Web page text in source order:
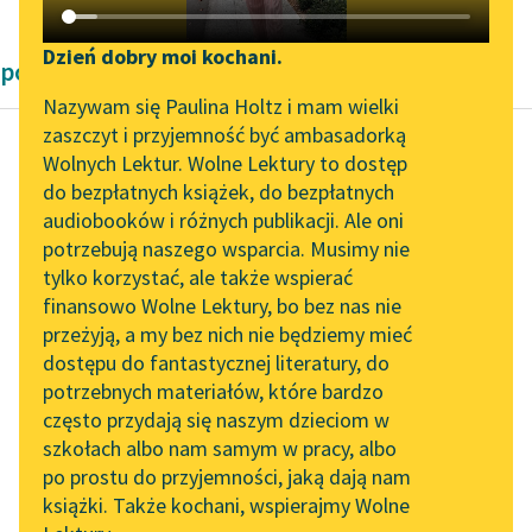
Katalog DAISY
Podkasty o książkach
Zgłoś brak utworu
Aktualności
Spotkanie z Katarzyną
Tunkiel w Oslo
Wolne Lektury na 32.
Pol’and’Rock Festivalu
„Kochanek Lady
Chatterley” do słuchania
na Wolnych Lekturach
Nowy audiobook –
„Marzenie o Oriencie”
Sophie Elkan
Kolekcja Nadwyraz.com x
Narzędzia
Mapa Wolnych Lektur
Leśmianator
Przewodnik dla piszących i
czytających
API
OAI-PMH
Widget Wolnych Lektur
Przypisy
Dzień dobry moi kochani.
Nazywam się Paulina Holtz i mam wielki
zaszczyt i przyjemność być ambasadorką
Wolnych Lektur. Wolne Lektury to dostęp
do bezpłatnych książek, do bezpłatnych
audiobooków i różnych publikacji. Ale oni
potrzebują naszego wsparcia. Musimy nie
tylko korzystać, ale także wspierać
finansowo Wolne Lektury, bo bez nas nie
przeżyją, a my bez nich nie będziemy mieć
dostępu do fantastycznej literatury, do
potrzebnych materiałów, które bardzo
często przydają się naszym dzieciom w
szkołach albo nam samym w pracy, albo
po prostu do przyjemności, jaką dają nam
książki. Także kochani, wspierajmy Wolne
powieści fantastyczne
Karel Čapek
Fabryka Absolutu
Jak Boga kocham, nie
wiem, czy wierzę. Może
Bóg jest, ale na jakiej
innej gwieździe...
Czytaj więcej